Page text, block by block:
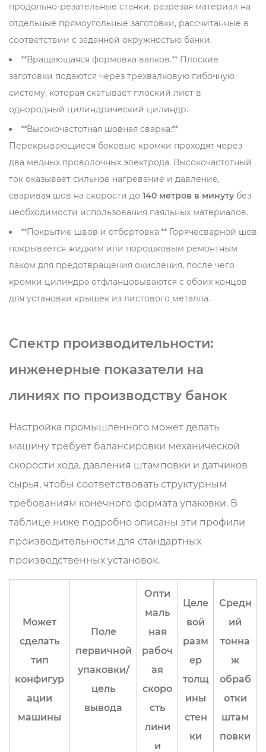
продольно-резательные станки, разрезая материал на
отдельные прямоугольные заготовки, рассчитанные в
соответствии с заданной окружностью банки.
**Вращающаяся формовка валков.** Плоские
заготовки подаются через трехвалковую гибочную
систему, которая скатывает плоский лист в
однородный цилиндрический цилиндр.
**Высокочастотная шовная сварка:**
Перекрывающиеся боковые кромки проходят через
два медных проволочных электрода. Высокочастотный
ток оказывает сильное нагревание и давление,
сваривая шов на скорости до 140 метров в минуту без
необходимости использования паяльных материалов.
**Покрытие швов и отбортовка:** Горячесварной шов
покрывается жидким или порошковым ремонтным
лаком для предотвращения окисления, после чего
кромки цилиндра отфланцовываются с обоих концов
для установки крышек из листового металла.
Спектр производительности:
инженерные показатели на
линиях по производству банок
Настройка промышленного может делать
машину требует балансировки механической
скорости хода, давления штамповки и датчиков
сырья, чтобы соответствовать структурным
требованиям конечного формата упаковки. В
таблице ниже подробно описаны эти профили
производительности для стандартных
производственных установок.
Может
сделать
тип
конфигур
ации
машины
Поле
первичной
упаковки/
цель
вывода
Опти
маль
ная
рабоч
ая
скоро
сть
лини
и
Целе
вой
разм
ер
толщ
ины
стен
ки
Средн
ий
тонна
ж
обраб
отки
штам
повки